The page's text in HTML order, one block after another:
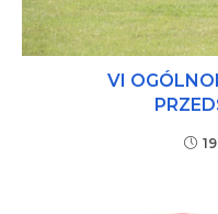
VI